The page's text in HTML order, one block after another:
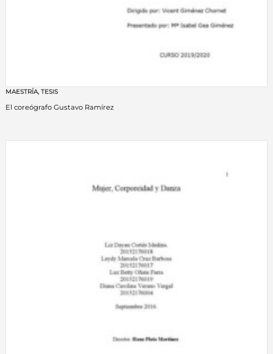
MAESTRÍA, TESIS
El coreógrafo Gustavo Ramírez